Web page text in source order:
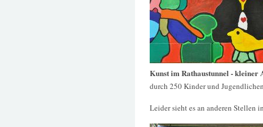
Kunst im Rathaustunnel - kleiner
durch 250 Kinder und
Leider sieht es an anderen Stellen